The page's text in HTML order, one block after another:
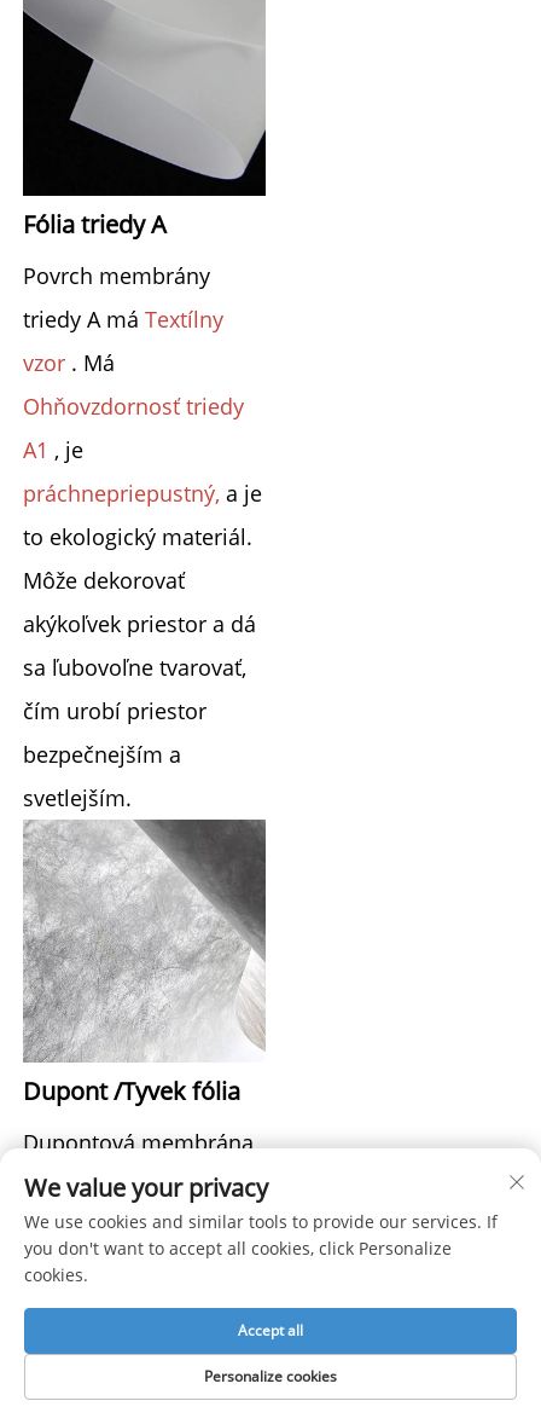
Fólia triedy A
Povrch membrány
triedy A má Textílny
vzor
Ohňovzdornosť triedy
A1
práchnepriepustný, a je
to ekologický materiál.
Môže dekorovať
akýkoľvek priestor a dá
sa ľubovoľne tvarovať,
čím urobí priestor
bezpečnejším a
svetlejším.
Dupont /Tyvek fólia
Dupontová membrána
je polopriehľadný
stropný materiál /
materiál pre svetelné
pole, ktorý je
vodoodolný a
ohňovzdorný. Jeho
We value your privacy
We use cookies and similar tools to provide our services. If
you don't want to accept all cookies, click Personalize
cookies.
Personalize cookies
Accept all